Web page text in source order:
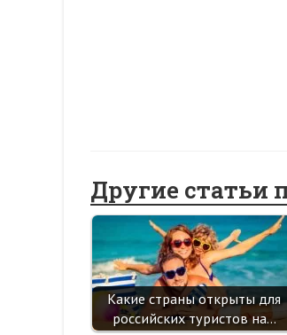
Другие статьи
Какие страны открыты для
российских туристов на…